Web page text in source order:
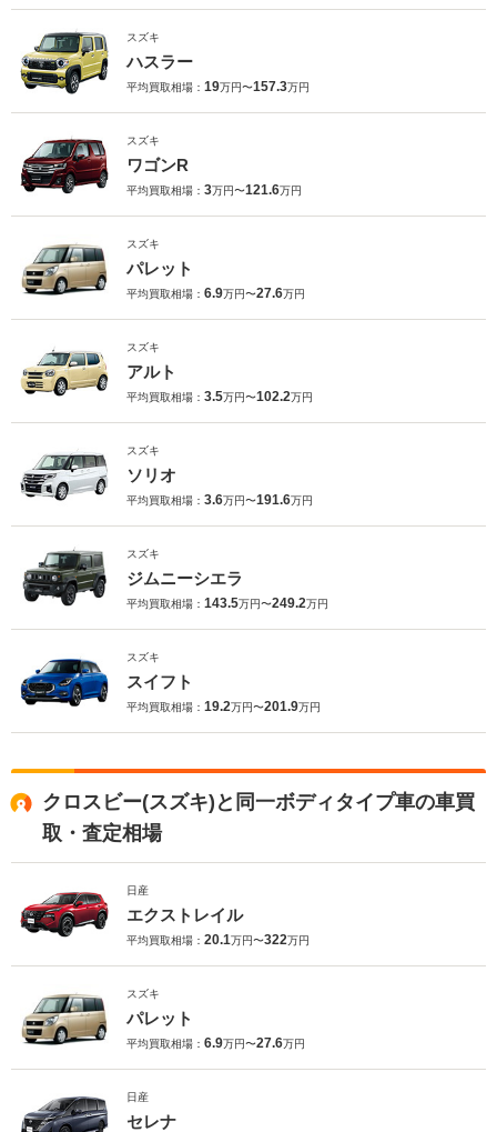
スズキ
ハスラー
平均買取相場： 19万円〜157.3万円
スズキ
ワゴンR
平均買取相場： 3万円〜121.6万円
スズキ
パレット
平均買取相場： 6.9万円〜27.6万円
スズキ
アルト
平均買取相場： 3.5万円〜102.2万円
スズキ
ソリオ
平均買取相場： 3.6万円〜191.6万円
スズキ
ジムニーシエラ
平均買取相場： 143.5万円〜249.2万円
スズキ
スイフト
平均買取相場： 19.2万円〜201.9万円
クロスビー(スズキ)と同一ボディタイプ車の車買
取・査定相場
日産
エクストレイル
平均買取相場： 20.1万円〜322万円
スズキ
パレット
平均買取相場： 6.9万円〜27.6万円
日産
セレナ